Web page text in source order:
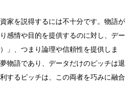
家を説得するには不十分です。物語が
感情や目的を提供するのに対し、デー
」、つまり論理や信頼性を提供しま
物語であり、データだけのピッチは退
するピッチは、この両者を巧みに融合